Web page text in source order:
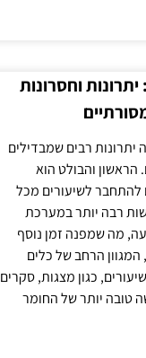
וחסרונות
רבים שמבדילים
והבולט הוא
להתחבר לשיעורים מכל
רבה יותר במערכת
מה שמפנה זמן נוסף
המגוון הרחב של כלים
כגון מצגות, סקרים
טובה יותר של החומר